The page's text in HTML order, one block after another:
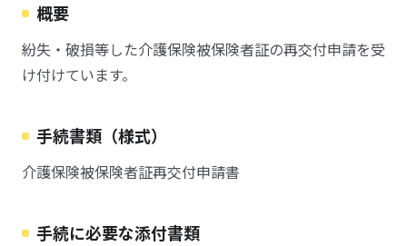
概要
紛失・破損等した介護保険被保険者証の再交付申請を受
け付けています。
手続書類（様式）
介護保険被保険者証再交付申請書
手続に必要な添付書類